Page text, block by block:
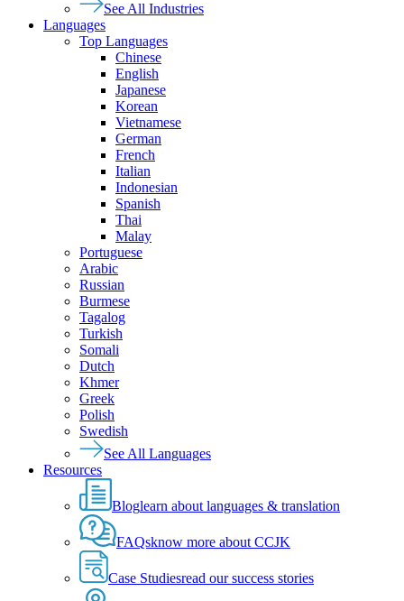
See All Industries
Languages
Top Languages
Chinese
English
Japanese
Korean
Vietnamese
German
French
Italian
Indonesian
Spanish
Thai
Malay
Portuguese
Arabic
Russian
Burmese
Tagalog
Turkish
Somali
Dutch
Khmer
Greek
Polish
Swedish
See All Languages
Resources
Bloglearn about languages & translation
FAQsknow more about CCJK
Case Studiesread our success stories